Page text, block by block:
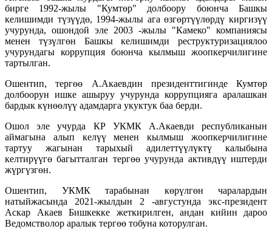
бирге 1992-жылы "Кумтөр" долбоору боюнча Башкы
келишимди түзүүдө, 1994-жылы ага өзгөртүүлөрдү киргизүү
учурунда, ошондой эле 2003 -жылы "Камеко" компаниясы
менен түзүлгөн Башкы келишимди реструктуризациялоо
учурундагы коррупция боюнча кылмыш жоопкерчилигине
тартылган.
Ошентип, тергөө А.Акаевдин президенттигинде Кумтөр
долбоорун ишке ашыруу учурунда коррупцияга аралашкан
бардык күнөөлүү адамдарга укуктук баа берди.
Ошол эле учурда КР УКМК А.Акаевди республиканын
аймагына алып келүү менен кылмыш жоопкерчилигине
тартуу жагынан тарыхый адилеттүүлүктү калыбына
келтирүүгө багытталган тергөө учурунда активдүү иштерди
жүргүзгөн.
Ошентип, УКМК тарабынан көрүлгөн чаралардын
натыйжасында 2021-жылдын 2 -августунда экс-президент
Аскар Акаев Бишкекке жеткирилген, андан кийин дароо
Ведомстволор аралык тергөө тобуна которулган.